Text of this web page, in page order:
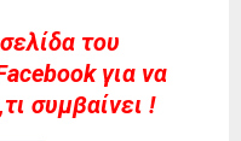
του
για να
συμβαίνει !